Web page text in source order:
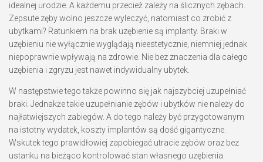
idealnej urodzie. A każdemu przecież zależy na ślicznych zębach.
Zepsute zęby wolno jeszcze wyleczyć, natomiast co zrobić z
ubytkami? Ratunkiem na brak uzębienie są implanty. Braki w
uzębieniu nie wyłącznie wyglądają nieestetycznie, niemniej jednak
niepoprawnie wpływają na zdrowie. Nie bez znaczenia dla całego
uzębienia i zgryzu jest nawet indywidualny ubytek.
W następstwie tego także powinno się jak najszybciej uzupełniać
braki. Jednakże takie uzupełnianie zębów i ubytków nie należy do
najłatwiejszych zabiegów. A do tego należy być przygotowanym
na istotny wydatek, koszty implantów są dość gigantyczne.
Wskutek tego prawidłowiej zapobiegać utracie zębów oraz bez
ustanku na bieżąco kontrolować stan własnego uzębienia.